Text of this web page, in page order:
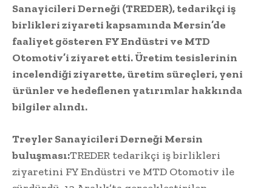
Sanayicileri Derneği (TREDER), tedarikçi iş
birlikleri ziyareti kapsamında Mersin’de
faaliyet gösteren FY Endüstri ve MTD
Otomotiv’i ziyaret etti. Üretim tesislerinin
incelendiği ziyarette, üretim süreçleri, yeni
ürünler ve hedeflenen yatırımlar hakkında
bilgiler alındı.
Treyler Sanayicileri Derneği Mersin
buluşması:TREDER tedarikçi iş birlikleri
ziyaretini FY Endüstri ve MTD Otomotiv ile